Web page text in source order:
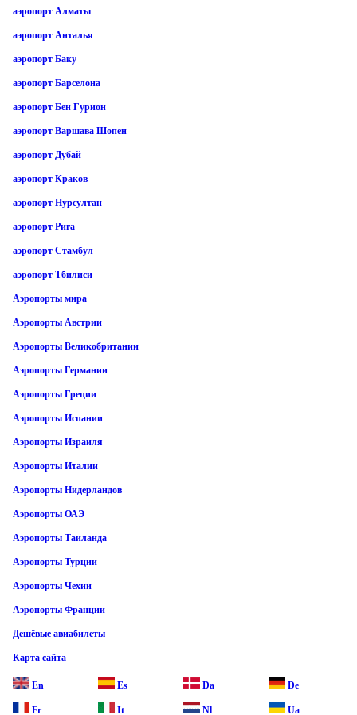
аэропорт Алматы
аэропорт Анталья
аэропорт Баку
аэропорт Барселона
аэропорт Бен Гурион
аэропорт Варшава Шопен
аэропорт Дубай
аэропорт Краков
аэропорт Нурсултан
аэропорт Рига
аэропорт Стамбул
аэропорт Тбилиси
Аэропорты мира
Аэропорты Австрии
Аэропорты Великобритании
Аэропорты Германии
Аэропорты Греции
Аэропорты Испании
Аэропорты Израиля
Аэропорты Италии
Аэропорты Нидерландов
Аэропорты ОАЭ
Аэропорты Таиланда
Аэропорты Турции
Аэропорты Чехии
Аэропорты Франции
Дешёвые авиабилеты
Карта сайта
En Es Da De
Fr It Nl Ua